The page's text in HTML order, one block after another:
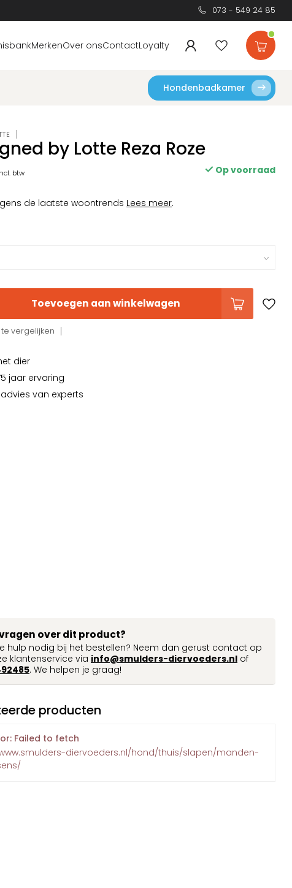
073 - 549 24 85
MerkenOver onsContactLoyalty
Hondenbadkamer
by Lotte Reza Roze
btw Op voorraad
de laatste woontrends Lees meer.
Toevoegen aan winkelwagen
vergelijken
dier
jaar ervaring
van experts
over dit product?
hulp nodig bij het bestellen? Neem dan gerust contact op
klantenservice via info@smulders-diervoeders.nl of
. We helpen je graag!
producten
Failed to fetch
diervoeders.nl/hond/thuis/slapen/manden-